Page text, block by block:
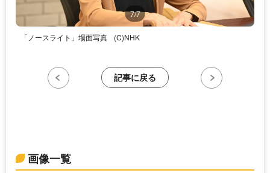
7/7
「ノースライト」場面写真 (C)NHK
記事に戻る
画像一覧